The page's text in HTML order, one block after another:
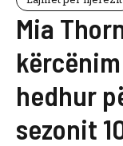
Mia
hedhur
sezonit